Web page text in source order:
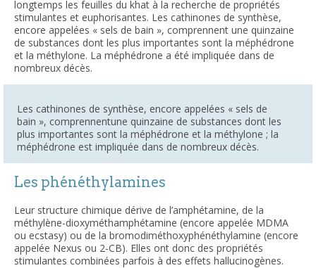
longtemps les feuilles du khat à la recherche de propriétés
stimulantes et euphorisantes. Les cathinones de synthèse,
encore appelées « sels de bain », comprennent une quinzaine
de substances dont les plus importantes sont la méphédrone
et la méthylone. La méphédrone a été impliquée dans de
nombreux décès.
Les cathinones de synthèse, encore appelées « sels de
bain », comprennentune quinzaine de substances dont les
plus importantes sont la méphédrone et la méthylone ; la
méphédrone est impliquée dans de nombreux décès.
Les phénéthylamines
Leur structure chimique dérive de l’amphétamine, de la
méthylène-dioxyméthamphétamine (encore appelée MDMA
ou ecstasy) ou de la bromodiméthoxyphénéthylamine (encore
appelée Nexus ou 2-CB). Elles ont donc des propriétés
stimulantes combinées parfois à des effets hallucinogènes.